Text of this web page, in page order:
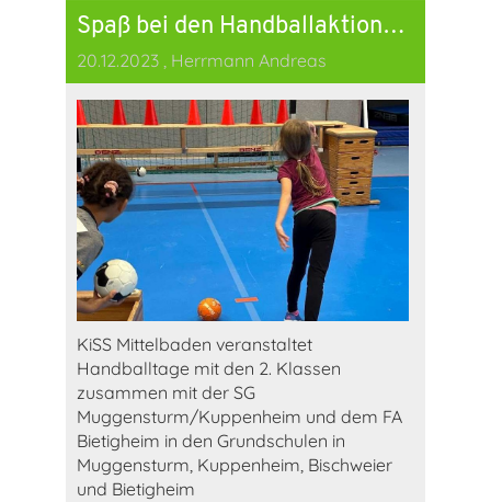
Spaß bei den Handballaktionstag mit allen 2. Klassen
20.12.2023 , Herrmann Andreas
KiSS Mittelbaden veranstaltet
Handballtage mit den 2. Klassen
zusammen mit der SG
Muggensturm/Kuppenheim und dem FA
Bietigheim in den Grundschulen in
Muggensturm, Kuppenheim, Bischweier
und Bietigheim